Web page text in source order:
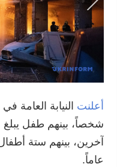
أعلنت
عاماً.